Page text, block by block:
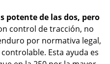
potente de las dos, pero
control de tracción, no
por normativa legal,
Esta ayuda es